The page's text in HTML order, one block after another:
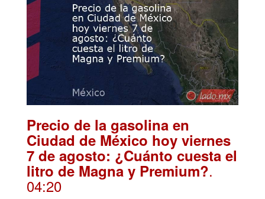
Precio de la gasolina en
Ciudad de México hoy viernes
7 de agosto: ¿Cuánto cuesta el
litro de Magna y Premium?.
04:20